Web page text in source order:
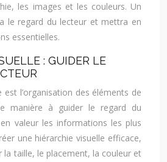
les images et les couleurs. Un
le regard du lecteur et mettra en
essentielles.
: GUIDER LE
est l’organisation des éléments de
manière à guider le regard du
valeur les informations les plus
une hiérarchie visuelle efficace,
la taille, le placement, la couleur et